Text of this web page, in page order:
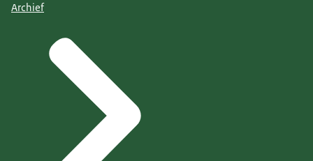
Archief